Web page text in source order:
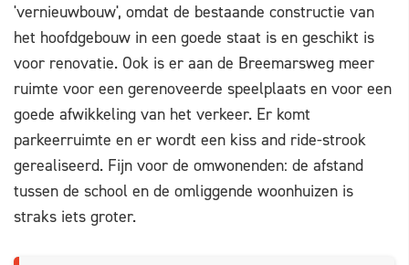
'vernieuwbouw', omdat de bestaande constructie van
het hoofdgebouw in een goede staat is en geschikt is
voor renovatie. Ook is er aan de Breemarsweg meer
ruimte voor een gerenoveerde speelplaats en voor een
goede afwikkeling van het verkeer. Er komt
parkeerruimte en er wordt een kiss and ride-strook
gerealiseerd. Fijn voor de omwonenden: de afstand
tussen de school en de omliggende woonhuizen is
straks iets groter.